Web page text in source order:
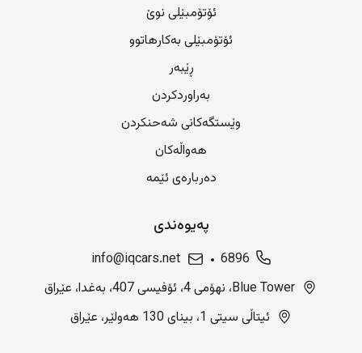
ئۆتۆمبێلی نوێ
ئۆتۆمبێلی بەکارهاتوو
ڕێبەر
بەراوردکردن
وێستگەکانی شەحنکردن
هەواڵەکان
دەربارەی ئێمە
پەیوەندی
6896
info@iqcars.net
Blue Tower، نهۆمی 4، ئۆفیسی 407، بەغدا، عێراق
ئیتاڵی سیتی 1، بینای 130 هەولێر، عێراق